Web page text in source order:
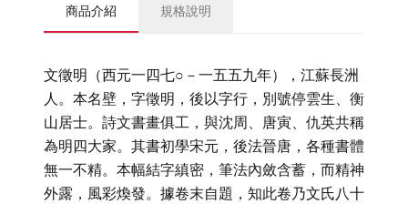
商品介紹 規格說明
文徵明（西元一四七○－一五五九年），江蘇長洲
人。本名壁，字徵明，後以字行，別號停雲生、衡
山居士。詩文書畫俱工，與沈周、唐寅、仇英共稱
為明四大家。其書初學宋元，後法晉唐，各種書體
無一不精。本幅結字縝密，筆法內斂含蓄，而精神
外露，風彩煥發。據卷末自題，知此卷乃文氏八十